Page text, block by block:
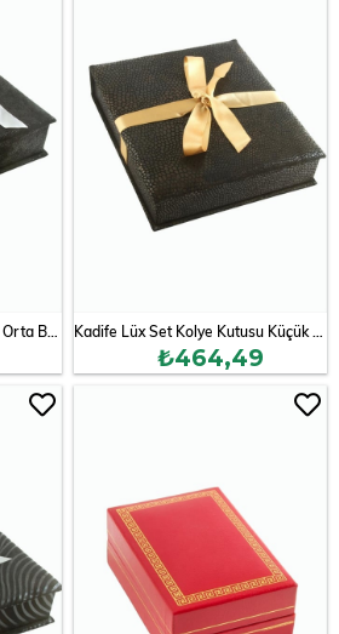
₺464,49